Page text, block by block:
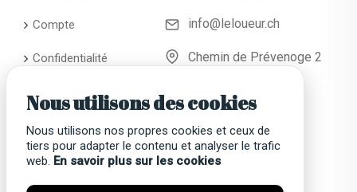
Compte
Confidentialité
générales de
location
Faqs
info@leloueur.ch
Chemin de Prévenoge 2
Nous utilisons des cookies
Nous utilisons nos propres cookies et ceux de
tiers pour adapter le contenu et analyser le trafic
web. En savoir plus sur les cookies